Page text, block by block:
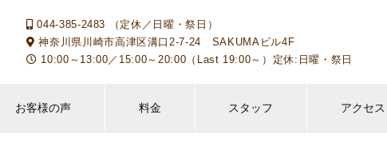
044-385-2483 （定休／日曜・祭日）
神奈川県川崎市高津区溝口2-7-24 SAKUMAビル4F
10:00～13:00／15:00～20:00（Last 19:00～）定休:日曜・祭日
お客様の声 料金 スタッフ アクセス